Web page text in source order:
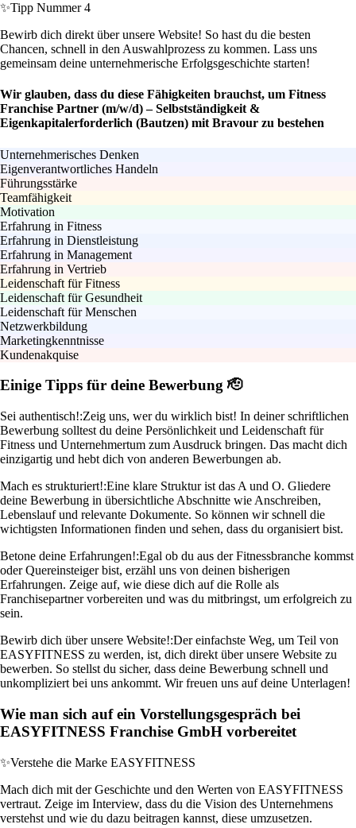
✨Tipp Nummer 4
Bewirb dich direkt über unsere Website! So hast du die besten
Chancen, schnell in den Auswahlprozess zu kommen. Lass uns
gemeinsam deine unternehmerische Erfolgsgeschichte starten!
Wir glauben, dass du diese Fähigkeiten brauchst, um Fitness
Franchise Partner (m/w/d) – Selbstständigkeit &
Eigenkapitalerforderlich (Bautzen) mit Bravour zu bestehen
Unternehmerisches Denken
Eigenverantwortliches Handeln
Führungsstärke
Teamfähigkeit
Motivation
Erfahrung in Fitness
Erfahrung in Dienstleistung
Erfahrung in Management
Erfahrung in Vertrieb
Leidenschaft für Fitness
Leidenschaft für Gesundheit
Leidenschaft für Menschen
Netzwerkbildung
Marketingkenntnisse
Kundenakquise
Einige Tipps für deine Bewerbung 🫡
Sei authentisch!:Zeig uns, wer du wirklich bist! In deiner schriftlichen
Bewerbung solltest du deine Persönlichkeit und Leidenschaft für
Fitness und Unternehmertum zum Ausdruck bringen. Das macht dich
einzigartig und hebt dich von anderen Bewerbungen ab.
Mach es strukturiert!:Eine klare Struktur ist das A und O. Gliedere
deine Bewerbung in übersichtliche Abschnitte wie Anschreiben,
Lebenslauf und relevante Dokumente. So können wir schnell die
wichtigsten Informationen finden und sehen, dass du organisiert bist.
Betone deine Erfahrungen!:Egal ob du aus der Fitnessbranche kommst
oder Quereinsteiger bist, erzähl uns von deinen bisherigen
Erfahrungen. Zeige auf, wie diese dich auf die Rolle als
Franchisepartner vorbereiten und was du mitbringst, um erfolgreich zu
sein.
Bewirb dich über unsere Website!:Der einfachste Weg, um Teil von
EASYFITNESS zu werden, ist, dich direkt über unsere Website zu
bewerben. So stellst du sicher, dass deine Bewerbung schnell und
unkompliziert bei uns ankommt. Wir freuen uns auf deine Unterlagen!
Wie man sich auf ein Vorstellungsgespräch bei
EASYFITNESS Franchise GmbH vorbereitet
✨Verstehe die Marke EASYFITNESS
Mach dich mit der Geschichte und den Werten von EASYFITNESS
vertraut. Zeige im Interview, dass du die Vision des Unternehmens
verstehst und wie du dazu beitragen kannst, diese umzusetzen.